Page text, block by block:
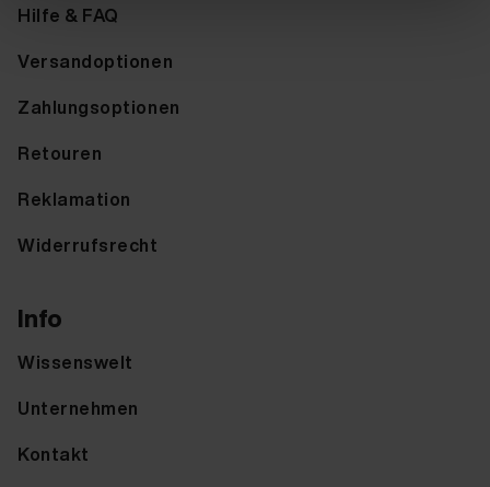
Hilfe & FAQ
Versandoptionen
Zahlungsoptionen
Retouren
Reklamation
Widerrufsrecht
Info
Wissenswelt
Unternehmen
Kontakt